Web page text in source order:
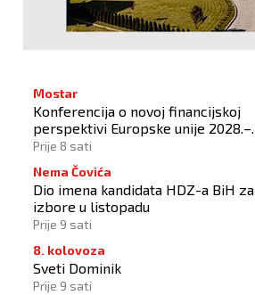
Mostar
Konferencija o novoj financijskoj
perspektivi Europske unije 2028.–
2034.
Prije 8 sati
Nema Čovića
Dio imena kandidata HDZ-a BiH za
izbore u listopadu
Prije 9 sati
8. kolovoza
Sveti Dominik
Prije 9 sati